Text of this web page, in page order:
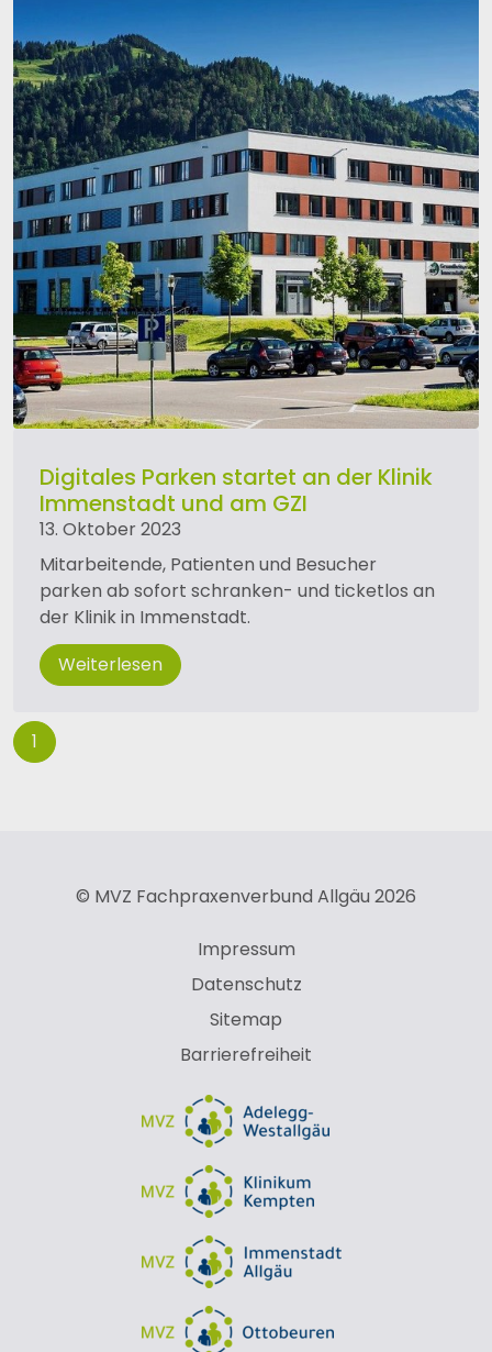
Digitales Parken startet an der Klinik
Immenstadt und am GZI
13. Oktober 2023
Mitarbeitende, Patienten und Besucher
parken ab sofort schranken- und ticketlos an
der Klinik in Immenstadt.
Weiterlesen
1
© MVZ Fachpraxenverbund Allgäu 2026
Impressum
Datenschutz
Sitemap
Barrierefreiheit